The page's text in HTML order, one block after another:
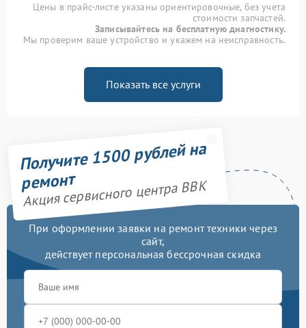
Цены в прайс-листе указаны ориентировочные, без учета
стоимости запчастей.
Записывайтесь на бесплатную диагностику.
Мы проверим ваше устройство и укажем на неисправность.
Показать все услуги
Получите 1500 рублей на
ремонт
Акция сервисного центра BBK
При оформлении заявки на ремонт техники через
сайт,
действует персональная бессрочная скидка